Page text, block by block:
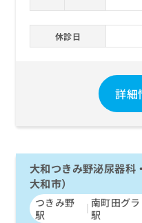
休診日
詳細
大和つきみ野泌尿器科
大和市）
つきみ野
駅
南町田グ
駅